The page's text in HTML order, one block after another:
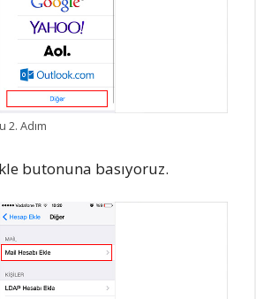
2. Adım
butonuna basıyoruz.